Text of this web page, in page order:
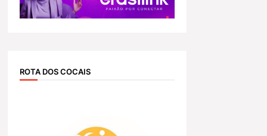
ROTA DOS COCAIS